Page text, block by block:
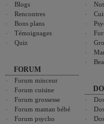
Blogs
Rencontres
Bons plans
Témoignages
Quiz
FORUM
Forum minceur
Forum cuisine
Forum grossesse
Forum maman bébé
Forum psycho